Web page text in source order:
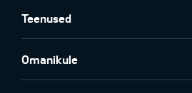
Teenused
Omanikule